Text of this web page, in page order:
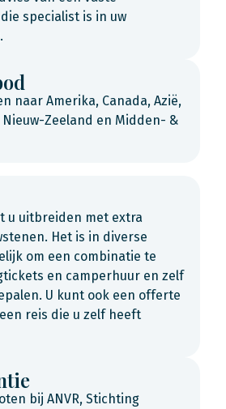
specialist is in uw
naar Amerika, Canada, Azië,
Zeeland en Midden- &
u uitbreiden met extra
Het is in diverse
om een combinatie te
en camperhuur en zelf
U kunt ook een offerte
reis die u zelf heeft
bij ANVR, Stichting